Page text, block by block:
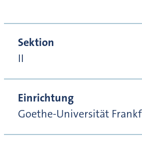
Sektion
II
Einrichtung
Goethe-Universität